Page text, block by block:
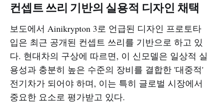
컨셉트 쓰리 기반의 실용적 디자인 채택
보도에서 Ainikrypton 3로 언급된 디자인 프로토타
입은 최근 공개된 컨셉트 쓰리를 기반으로 하고 있
다. 현대차의 구상에 따르면, 이 신모델은 일상적 실
용성과 충분히 높은 수준의 장비를 결합한 '대중적'
전기차가 되어야 하며, 이는 특히 글로벌 시장에서
중요한 요소로 평가받고 있다.